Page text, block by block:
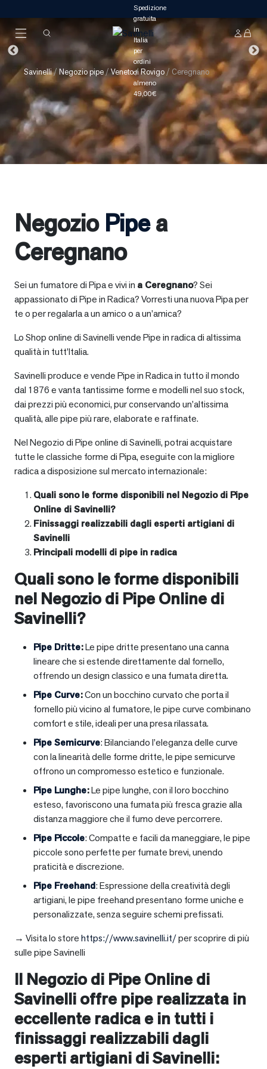
Savinelli/ Negozio pipe/Veneto/Rovigo / Ceregnano
Negozio Pipea
Ceregnano
Sei un fumatore di Pipa e vivi in a Ceregnano? Sei
appassionato di Pipe in Radica? Vorresti una nuova Pipa per
te o per regalarla a un amico o a un’amica?
Lo Shop online di Savinelli vende Pipe in radica di altissima
qualità in tutt’Italia.
Savinelli produce e vende Pipe in Radica in tutto il mondo
dal 1876 e vanta tantissime forme e modelli nel suo stock,
dai prezzi più economici, pur conservando un’altissima
qualità, alle pipe più rare, elaborate e raffinate.
Nel Negozio di Pipe online di Savinelli, potrai acquistare
tutte le classiche forme di Pipa, eseguite con la migliore
radica a disposizione sul mercato internazionale:
Quali sono le forme disponibili nel Negozio di Pipe
Online di Savinelli?
Finissaggi realizzabili dagli esperti artigiani di
Savinelli
Principali modelli di pipe in radica
Quali sono le forme disponibili
nel Negozio di Pipe Online di
Savinelli?
Pipe Dritte:Le pipe dritte presentano una canna
lineare che si estende direttamente dal fornello,
offrendo un design classico e una fumata diretta.
Pipe Curve:Con un bocchino curvato che porta il
fornello più vicino al fumatore, le pipe curve combinano
comfort e stile, ideali per una presa rilassata.
Pipe Semicurve: Bilanciando l’eleganza delle curve
con la linearità delle forme dritte, le pipe semicurve
offrono un compromesso estetico e funzionale.
Pipe Lunghe:Le pipe lunghe, con il loro bocchino
esteso, favoriscono una fumata più fresca grazie alla
distanza maggiore che il fumo deve percorrere.
Pipe Piccole: Compatte e facili da maneggiare, le pipe
piccole sono perfette per fumate brevi, unendo
praticità e discrezione.
Pipe Freehand: Espressione della creatività degli
artigiani, le pipe freehand presentano forme uniche e
personalizzate, senza seguire schemi prefissati.
→ Visita lo storehttps://www.savinelli.it/per scoprire di più
sulle pipe Savinelli
Il Negozio di Pipe Online di
Savinelli offre pipe realizzata in
eccellente radica e in tutti i
finissaggi realizzabili dagli
esperti artigiani di Savinelli: